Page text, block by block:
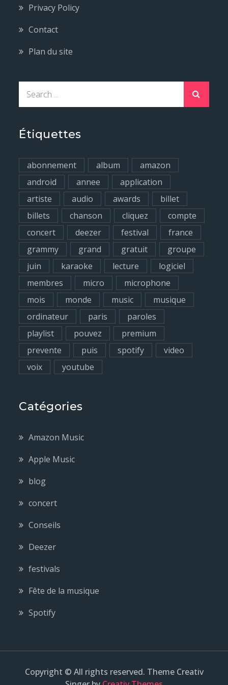
Privacy Policy
Contact
Plan du site
r
h
f
o
Étiquettes
abonnement album
amazon
android
annee
application
artiste
audio awards
billet
billets
chanson cliquez
compte
concert
deezer festival
france
grammy
grand gratuit
groupe
juin
karaoke lecture
logiciel
membres
micro
microphone
mois
monde music
musique
ordinateur
paris
paroles
playlist
pouvez
premium
prevente
puis spotify
video
voix
youtube
Catégories
Amazon Music
Apple Music
blog
concert
Conseils
Deezer
festivals
Fête de la musique
Spotify
Copyright © All rights reserved. Theme Creativ